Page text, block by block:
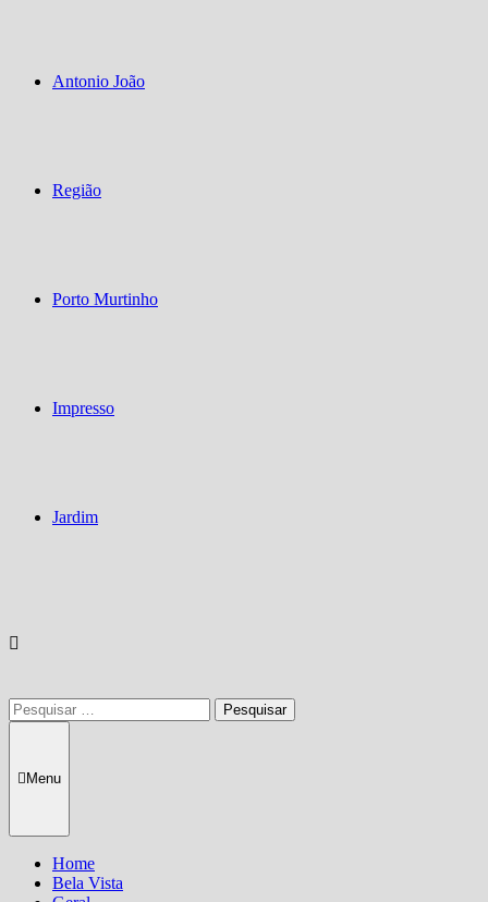
Antonio João
Região
Porto Murtinho
Impresso
Jardim
Pesquisar
por:
Menu
Home
Bela Vista